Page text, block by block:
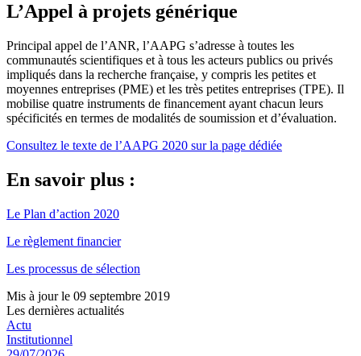
L’Appel à projets générique
Principal appel de l’ANR, l’AAPG s’adresse à toutes les
communautés scientifiques et à tous les acteurs publics ou privés
impliqués dans la recherche française, y compris les petites et
moyennes entreprises (PME) et les très petites entreprises (TPE). Il
mobilise quatre instruments de financement ayant chacun leurs
spécificités en termes de modalités de soumission et d’évaluation.
Consultez le texte de l’AAPG 2020 sur la page dédiée
En savoir plus :
Le Plan d’action 2020
Le règlement financier
Les processus de sélection
Mis à jour le 09 septembre 2019
Les dernières actualités
Actu
Institutionnel